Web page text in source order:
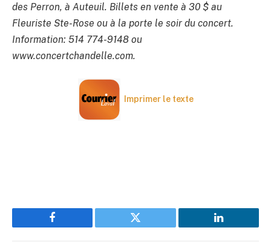
des Perron, à Auteuil. Billets en vente à 30 $ au
Fleuriste Ste-Rose ou à la porte le soir du concert.
Information: 514 774-9148 ou
www.concertchandelle.com.
Imprimer le texte
Facebook Twitter LinkedIn